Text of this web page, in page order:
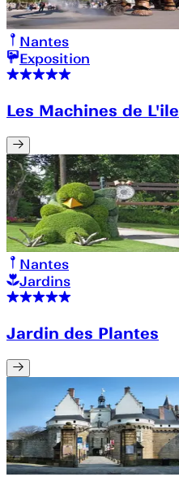
Nantes
Exposition
Les Machines de L'ile
Nantes
Jardins
Jardin des Plantes